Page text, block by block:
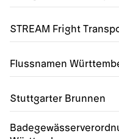
STREAM Fright
Flussnamen
Stuttgarter Brunnen